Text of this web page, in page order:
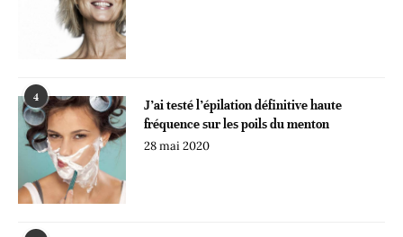
4
J’ai testé l’épilation définitive haute
fréquence sur les poils du menton
28 mai 2020